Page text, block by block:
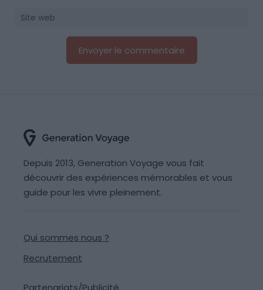
Depuis 2013, Generation Voyage vous fait
découvrir des expériences mémorables et vous
guide pour les vivre pleinement.
Qui sommes nous ?
Recrutement
Partenariats/Publicité